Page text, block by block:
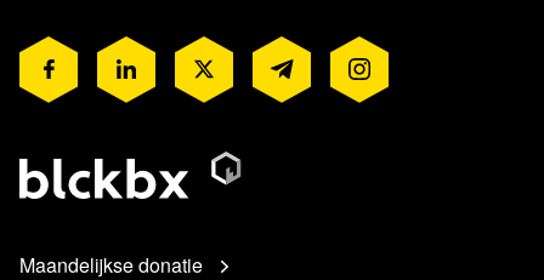
Maandelijkse donatie